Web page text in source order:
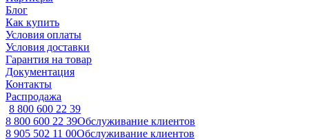
Блог
Как купить
Условия оплаты
Условия доставки
Гарантия на товар
Документация
Контакты
Распродажа
8 800 600 22 39
8 800 600 22 39Обслуживание клиентов
8 905 502 11 00Обслуживание клиентов